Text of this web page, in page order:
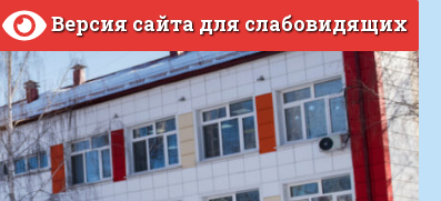
Версия сайта для слабовидящих